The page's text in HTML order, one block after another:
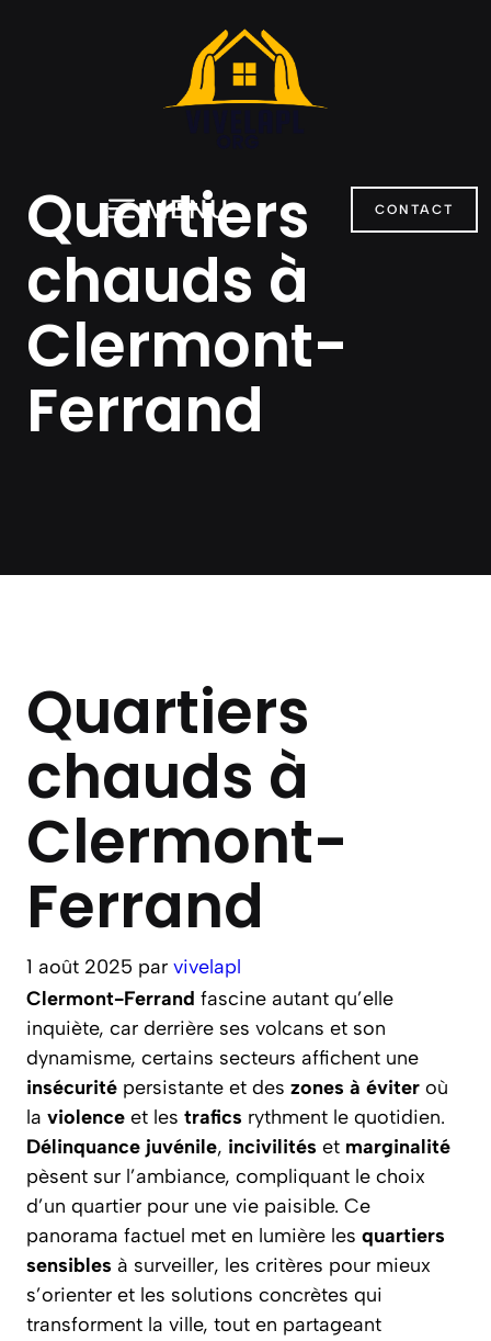
MENU CONTACT
Quartiers
chauds à
Clermont-
Ferrand
Quartiers
chauds à
Clermont-
Ferrand
1 août 2025 par vivelapl
Clermont-Ferrand fascine autant qu’elle
inquiète, car derrière ses volcans et son
dynamisme, certains secteurs affichent une
insécurité persistante et des zones à éviter où
la violence et les trafics rythment le quotidien.
Délinquance juvénile, incivilités et marginalité
pèsent sur l’ambiance, compliquant le choix
d’un quartier pour une vie paisible. Ce
panorama factuel met en lumière les quartiers
sensibles à surveiller, les critères pour mieux
s’orienter et les solutions concrètes qui
transforment la ville, tout en partageant